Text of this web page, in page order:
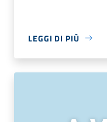
LEGGI DI PIÙ